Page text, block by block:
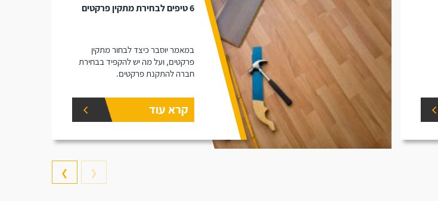
6 טיפים לבחירת מתקין פרקטים
במאמר יוסבר כיצד לבחור מתקין
פרקטים, ועל מה יש להקפיד בבחירת
חברה להתקנת פרקטים.
קרא עוד
❮
❯